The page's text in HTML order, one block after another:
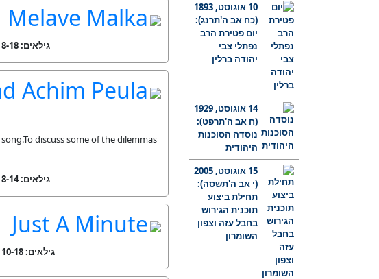
10 אוגוסט, 1893
(כח אב ה'תרנג):
יום פטירת הרב
נפתלי צבי
יהודה ברלין
14 אוגוסט, 1929
(ח אב ה'תרפט):
נוסדה הסוכנות
היהודית
15 אוגוסט, 2005
(י אב ה'תשסה):
תחילת ביצוע
תוכנית הגירוש
בחבל עזה וצפון
השומרון
Melave Malka
גילאים: 8-18
Achim Peula
discuss some of the dilemmas
גילאים: 8-14
Just A Minute
גילאים: 10-18